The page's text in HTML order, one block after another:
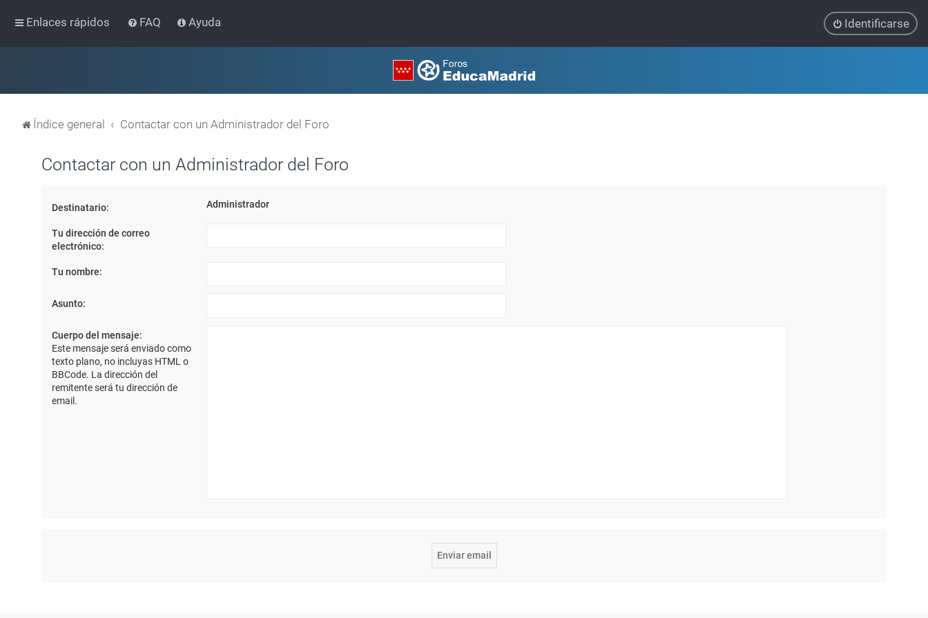
Enlaces rápidos FAQ Ayuda Identificarse
Índice general Contactar con un Administrador del Foro
Contactar con un Administrador del Foro
Destinatario: Administrador
Tu dirección de correo
electrónico:
Tu nombre:
Asunto:
Cuerpo del mensaje:
Este mensaje será enviado como
texto plano, no incluyas HTML o
BBCode. La dirección del
remitente será tu dirección de
email.